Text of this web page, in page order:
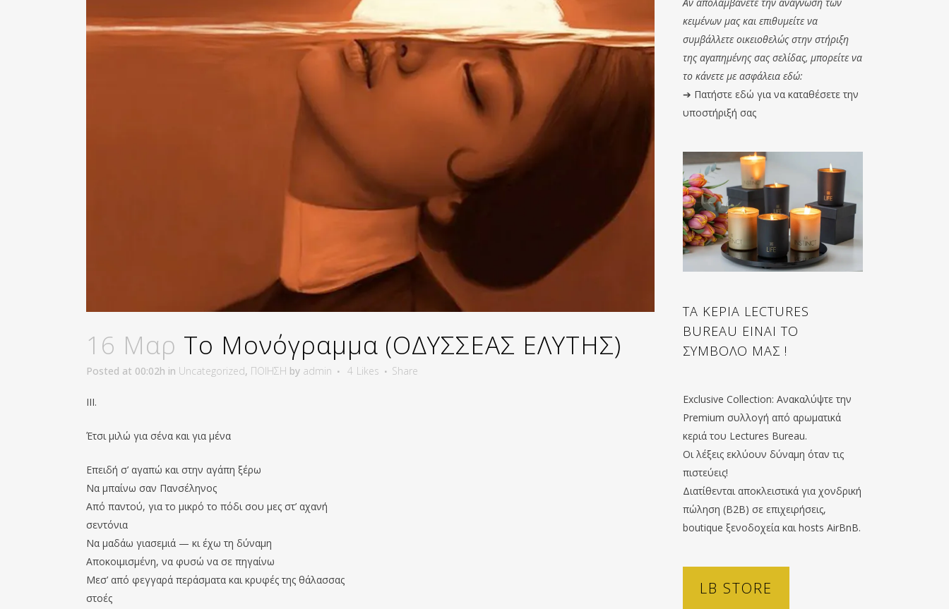
16 Μαρ Το Μονόγραμμα (ΟΔΥΣΣΕΑΣ ΕΛΥΤΗΣ)
Posted at 00:02h in Uncategorized, ΠΟΙΗΣΗ by admin 4 Likes Share
ΙΙΙ.
Έτσι μιλώ για σένα και για μένα
Επειδή σ’ αγαπώ και στην αγάπη ξέρω
Να μπαίνω σαν Πανσέληνος
Από παντού, για το μικρό το πόδι σου μες στ’ αχανή
σεντόνια
Να μαδάω γιασεμιά — κι έχω τη δύναμη
Αποκοιμισμένη, να φυσώ να σε πηγαίνω
Μεσ’ από φεγγαρά περάσματα και κρυφές της θάλασσας
στοές
κειμένων μας και επιθυμείτε να
συμβάλλετε οικειοθελώς στην στήριξη
της αγαπημένης σας σελίδας, μπορείτε να
το κάνετε με ασφάλεια εδώ:
➔ Πατήστε εδώ για να καταθέσετε την
υποστήριξή σας
ΤΑ ΚΕΡΙΑ LECTURES
BUREAU ΕΙΝΑΙ ΤΟ
ΣΥΜΒΟΛΟ ΜΑΣ !
Exclusive Collection: Ανακαλύψτε την
Premium συλλογή από αρωματικά
κεριά του Lectures Bureau.
Οι λέξεις εκλύουν δύναμη όταν τις
πιστεύεις!
Διατίθενται αποκλειστικά για χονδρική
πώληση (B2B) σε επιχειρήσεις,
boutique ξενοδοχεία και hosts AirBnB.
LB STORE